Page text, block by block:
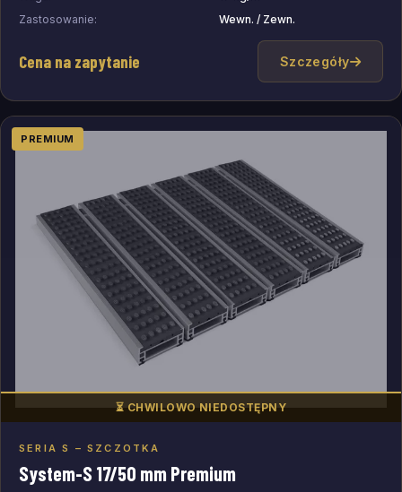
Zastosowanie:
Wewn. / Zewn.
Cena na zapytanie Szczegóły
PREMIUM
⏳ CHWILOWO NIEDOSTĘPNY
SERIA S – SZCZOTKA
System-S 17/50 mm Premium